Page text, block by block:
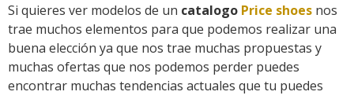
Si quieres ver modelos de un catalogo Price shoes nos
trae muchos elementos para que podemos realizar una
buena elección ya que nos trae muchas propuestas y
muchas ofertas que nos podemos perder puedes
encontrar muchas tendencias actuales que tu puedes